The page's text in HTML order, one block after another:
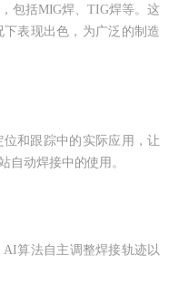
括MIG焊、TIG焊等。这
表现出色，为广泛的制造
和跟踪中的实际应用，让
自动焊接中的使用。
算法自主调整焊接轨迹以